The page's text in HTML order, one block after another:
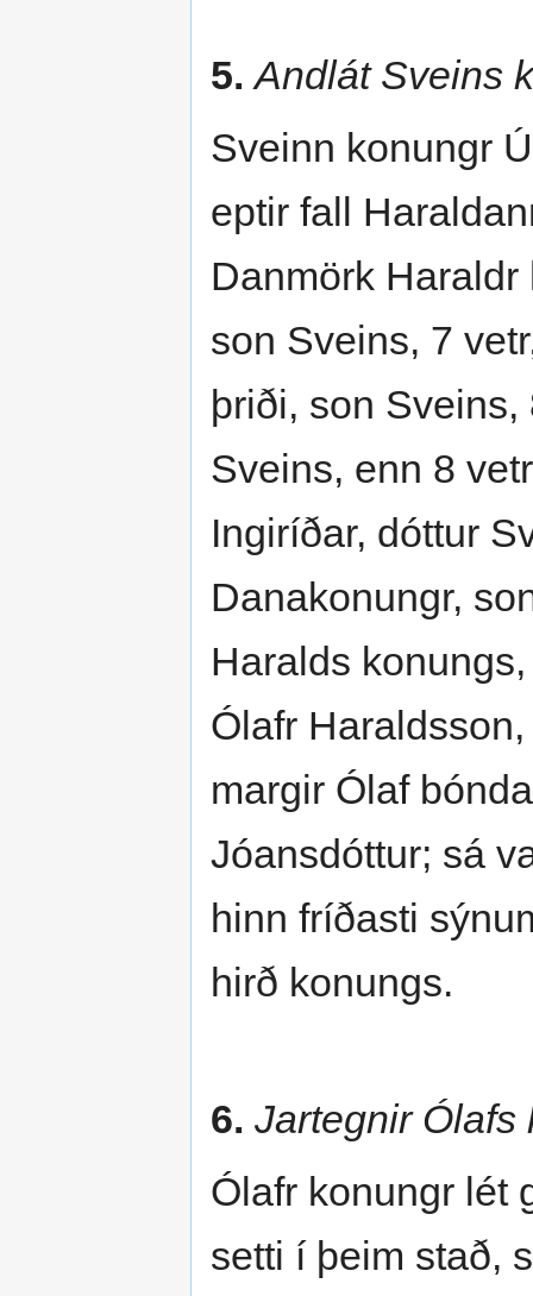
5. Andlát Sveins
Sveinn konungr
eptir fall
Danmörk Haraldr
son Sveins, 7
þriði, son
Sveins, enn 8
Ingiríðar, dóttur
Danakonungr,
Haralds
Ólafr
margir Ólaf
Jóansdóttur; sá
hinn fríðasti
hirð konungs.
6. Jartegnir Ólafs
Ólafr konungr lét
setti í þeim stað,